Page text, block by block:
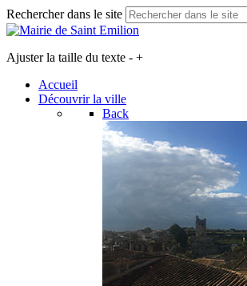
Rechercher dans le site
Ajuster la taille du texte - +
Accueil
Découvrir la ville
Back